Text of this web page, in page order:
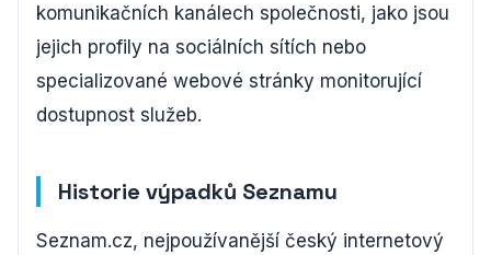
komunikačních kanálech společnosti, jako jsou
jejich profily na sociálních sítích nebo
specializované webové stránky monitorující
dostupnost služeb.
Historie výpadků Seznamu
Seznam.cz, nejpoužívanější český internetový